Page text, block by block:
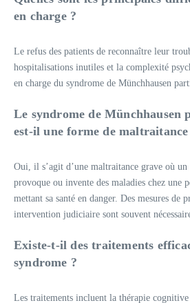
en charge ?
Le refus des patients de reconnaître leur
hospitalisations inutiles et la complexité
en charge du syndrome de Münchhausen
Le syndrome de Münchhausen
est-il une forme de maltraitance
Oui, il s’agit d’une maltraitance grave où un
provoque ou invente des maladies chez une
mettant sa santé en danger. Des mesures de
intervention judiciaire sont souvent
Existe-t-il des traitements
syndrome ?
Les traitements incluent la thérapie